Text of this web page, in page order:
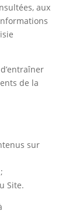
aux
de la
sur
Site.